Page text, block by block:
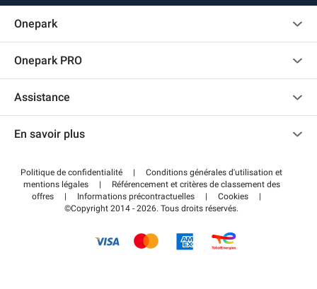
Onepark
Recrutement
Onepark PRO
Accéder à mon espace partenaire
Assistance
Centre d'aide
Régler votre stationnement FLOW
En savoir plus
Wiki
Guide du stationnement
Politique de confidentialité |
Conditions générales d'utilisation et
mentions légales
|
Référencement et critères de classement des
offres
| Informations précontractuelles | Cookies
|
©Copyright 2014 - 2026. Tous droits réservés.